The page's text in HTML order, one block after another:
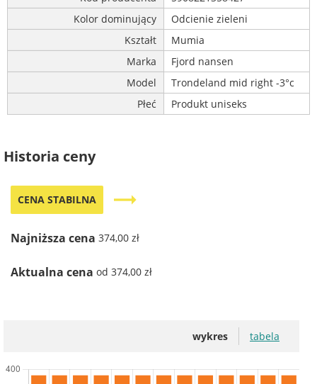
Kolor dominujący
Odcienie zieleni
Kształt
Mumia
Marka
Fjord nansen
Model
Trondeland mid right -3°c
Płeć
Produkt uniseks
Historia ceny
CENA STABILNA trending_flat
Najniższa cena 374,00 zł
Aktualna cena od 374,00 zł
wykres tabela